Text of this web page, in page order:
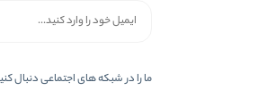
ما را در شبکه های اجتماعی دنبال